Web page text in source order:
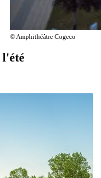
©Amphithéâtre Cogeco
l'été